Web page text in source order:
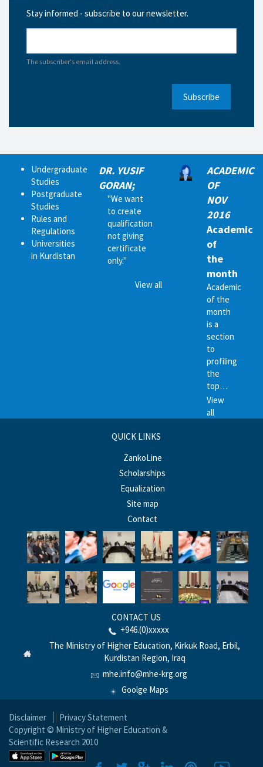
Stay informed - subscribe to our newsletter.
The subscriber's email address.
Subscribe
Undergraduate
Studies
Postgraduate
Studies
Rules and
Regulations
Universities
in Kurdistan
DR. YUSIF
GORAN;
"We want
to create
qualification
not giving
certificate
only."
View all
ACADEMIC
OF
NOV
2016
Academic
of
the
month
Academic
of the
month
is a
section
to
profiling
the
top…
View
all
QUICK LINKS
ZankoLine
Scholarships
Equalization
Site map
Contact
CONTACT US
+946.(0)xxxxx
The Ministry of Higher Education, Kirkuk Road, Erbil,
Kurdistan Region, Iraq
mhe.info@mhe-krg.org
Goolge Maps
Disclaimer | Privacy Statement
Copyright © Ministry of Higher Education &
Scientific Research 2010